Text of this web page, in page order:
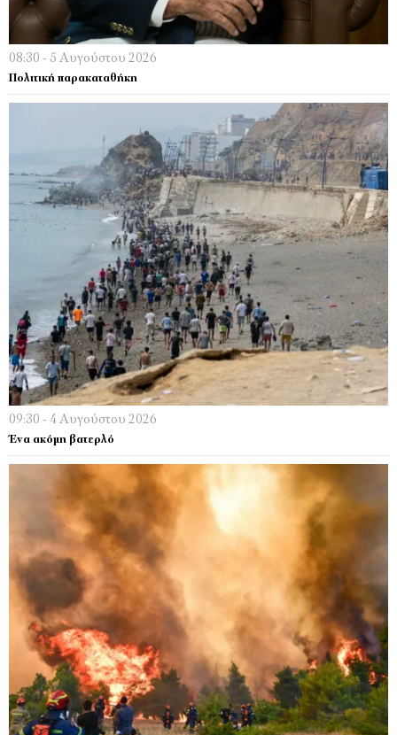
08:30 - 5 Αυγούστου 2026
Πολιτική παρακαταθήκη
09:30 - 4 Αυγούστου 2026
Ένα ακόμη βατερλό